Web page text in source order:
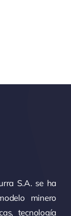
S.A. se ha
minero
tecnología